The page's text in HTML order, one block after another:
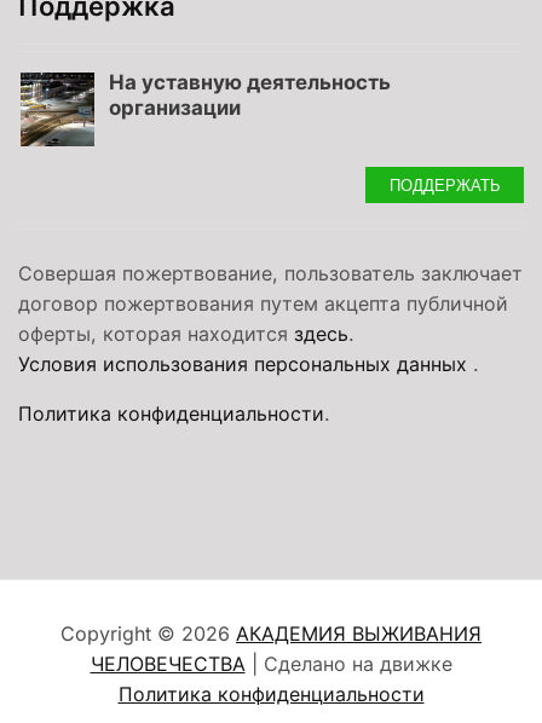
На уставную деятельность
организации
ПОДДЕРЖАТЬ
Совершая пожертвование, пользователь заключает
договор пожертвования путем акцепта публичной
оферты, которая находится здесь.
Условия использования персональных данных .
Политика конфиденциальности.
Copyright © 2026 АКАДЕМИЯ ВЫЖИВАНИЯ
ЧЕЛОВЕЧЕСТВА | Сделано на движке
Политика конфиденциальности